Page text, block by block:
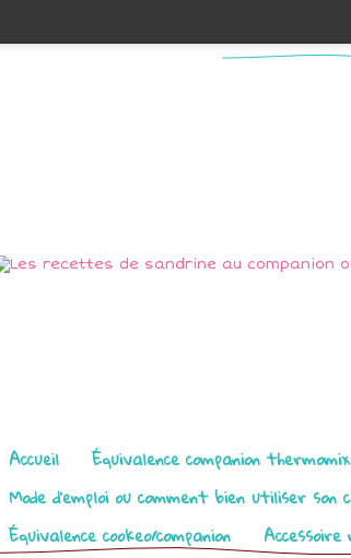
Pages
Accueil Équivalence companion thermomix
Mode d’emploi ou comment bien utiliser son
Équivalence cookeo/companion